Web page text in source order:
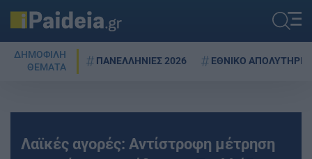
ΔΗΜΟΦΙΛΗ
ΘΕΜΑΤΑ
ΠΑΝΕΛΛΗΝΙΕΣ 2026 ΕΘΝΙΚΟ ΑΠΟΛΥΤΗΡΙΟ
Λαϊκές αγορές: Αντίστροφη μέτρηση